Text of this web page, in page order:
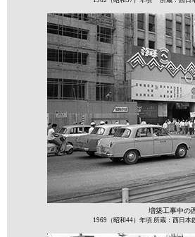
増築工事中の
1969（昭和44）年頃 所蔵：西日本